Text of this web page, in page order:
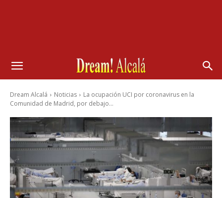
Dream Alcalá Noticias
La ocupación UCI por coronavirus en la
Comunidad de Madrid, por debajo...